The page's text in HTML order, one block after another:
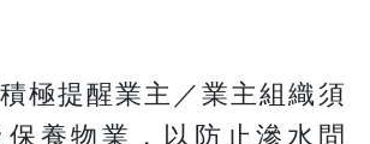
極提醒業主／業主組織須